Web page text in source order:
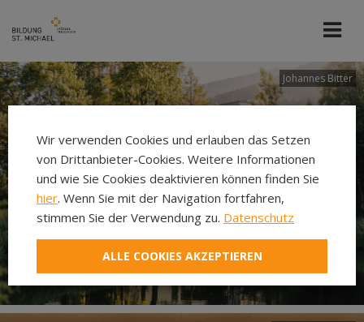
Johannes Bitter
Wir verwenden Cookies und erlauben das Setzen
von Drittanbieter-Cookies. Weitere Informationen
und wie Sie Cookies deaktivieren können finden Sie
hier. Wenn Sie mit der Navigation fortfahren,
stimmen Sie der Verwendung zu. Datenschutz
ALLE COOKIES AKZEPTIEREN